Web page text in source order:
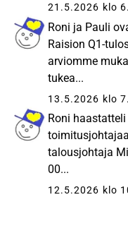
21.5.2026 klo
Roni ja Pauli
Raision Q1-
arviomme
tukea...
13.5.2026 klo
Roni
talousjohtaja
00...
12.5.2026 klo